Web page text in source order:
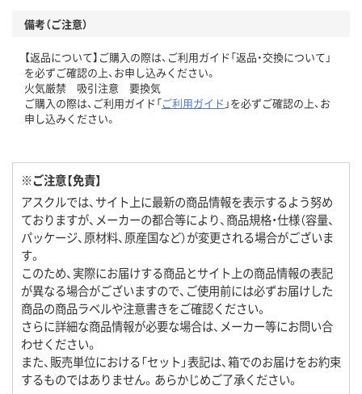
備考（ご注意）
【返品について】ご購入の際は、ご利用ガイド「返品・交換について」
を必ずご確認の上、お申し込みください。
火気厳禁 吸引注意 要換気
ご購入の際は、ご利用ガイド「ご利用ガイド 」を必ずご確認の上、お
申し込みください。
※ご注意【免責】
アスクルでは、サイト上に最新の商品情報を表示するよう努め
ておりますが、メーカーの都合等により、商品規格・仕様（容量、
パッケージ、原材料、原産国など）が変更される場合がございま
す。
このため、実際にお届けする商品とサイト上の商品情報の表記
が異なる場合がございますので、ご使用前には必ずお届けした
商品の商品ラベルや注意書きをご確認ください。
さらに詳細な商品情報が必要な場合は、メーカー等にお問い合
わせください。
また、販売単位における「セット」表記は、箱でのお届けをお約束
するものではありません。あらかじめご了承ください。